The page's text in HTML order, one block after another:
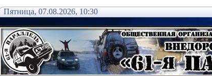
Пятница, 07.08.2026, 10:30